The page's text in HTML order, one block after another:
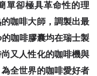
單卻極具革命性的理
咖啡大師，調製出最
的咖啡膠囊均在瑞士製
又人性化的咖啡機與
全世界的咖啡愛好者